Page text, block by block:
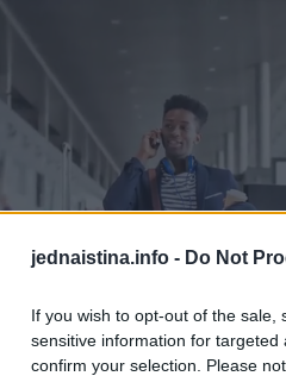
jednaistina.info - Do Not
If you wish to opt-out of the
sensitive information for
confirm your selection. Please